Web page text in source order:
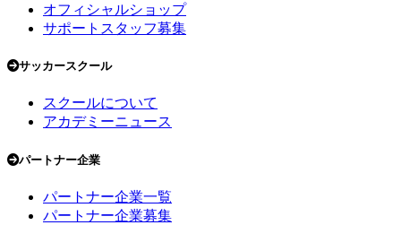
オフィシャルショップ
サポートスタッフ募集
サッカースクール
スクールについて
アカデミーニュース
パートナー企業
パートナー企業一覧
パートナー企業募集